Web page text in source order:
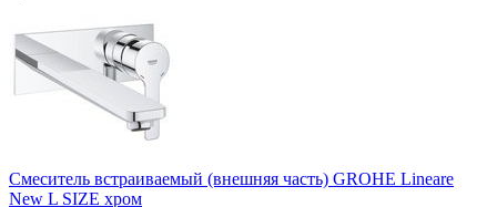
Смеситель встраиваемый (внешняя часть) GROHE Lineare
New L SIZE хром